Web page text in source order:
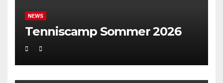
NEWS
Tenniscamp Sommer 2026